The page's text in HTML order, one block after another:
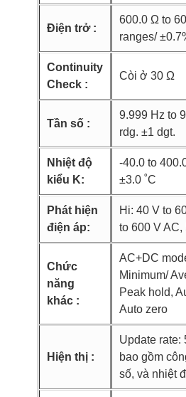
Điện trở :
600.0 Ω to
ranges/
Continuity
Check :
Còi ở 30 Ω
Tần số :
9.999 Hz to
rdg. ±1 dgt.
Nhiệt độ
kiểu K:
-40.0 to
±3.0 ˚C
Phát hiện
điện áp:
Hi: 40 V to
to 600 V AC,
Chức
năng
khác :
AC+DC
Minimum/
Peak hold,
Auto zero
Hiện thị :
Update rate:
bao gồm
số, và nhiệt